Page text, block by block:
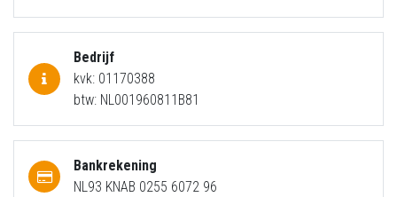
Bedrijf
kvk: 01170388
btw: NL001960811B81
Bankrekening
NL93 KNAB 0255 6072 96